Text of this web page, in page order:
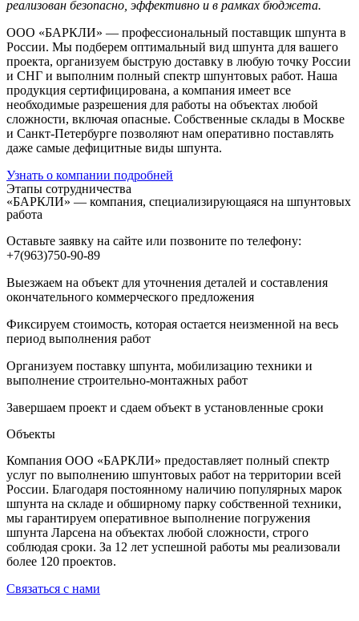
реализован безопасно, эффективно и в рамках бюджета.
ООО «БАРКЛИ» — профессиональный поставщик шпунта в
России. Мы подберем оптимальный вид шпунта для вашего
проекта, организуем быструю доставку в любую точку России
и СНГ и выполним полный спектр шпунтовых работ. Наша
продукция сертифицирована, а компания имеет все
необходимые разрешения для работы на объектах любой
сложности, включая опасные. Собственные склады в Москве
и Санкт-Петербурге позволяют нам оперативно поставлять
даже самые дефицитные виды шпунта.
Узнать о компании подробней
Этапы сотрудничества
«БАРКЛИ» — компания, специализирующаяся на шпунтовых
работа
Оставьте заявку на сайте или позвоните по телефону:
+7(963)750-90-89
Выезжаем на объект для уточнения деталей и составления
окончательного коммерческого предложения
Фиксируем стоимость, которая остается неизменной на весь
период выполнения работ
Организуем поставку шпунта, мобилизацию техники и
выполнение строительно-монтажных работ
Завершаем проект и сдаем объект в установленные сроки
Объекты
Компания ООО «БАРКЛИ» предоставляет полный спектр
услуг по выполнению шпунтовых работ на территории всей
России. Благодаря постоянному наличию популярных марок
шпунта на складе и обширному парку собственной техники,
мы гарантируем оперативное выполнение погружения
шпунта Ларсена на объектах любой сложности, строго
соблюдая сроки. За 12 лет успешной работы мы реализовали
более 120 проектов.
Связаться с нами